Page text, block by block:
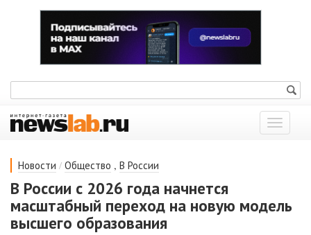
Показать
меню
Новости / Общество , В России
В России с 2026 года начнется
масштабный переход на новую модель
высшего образования